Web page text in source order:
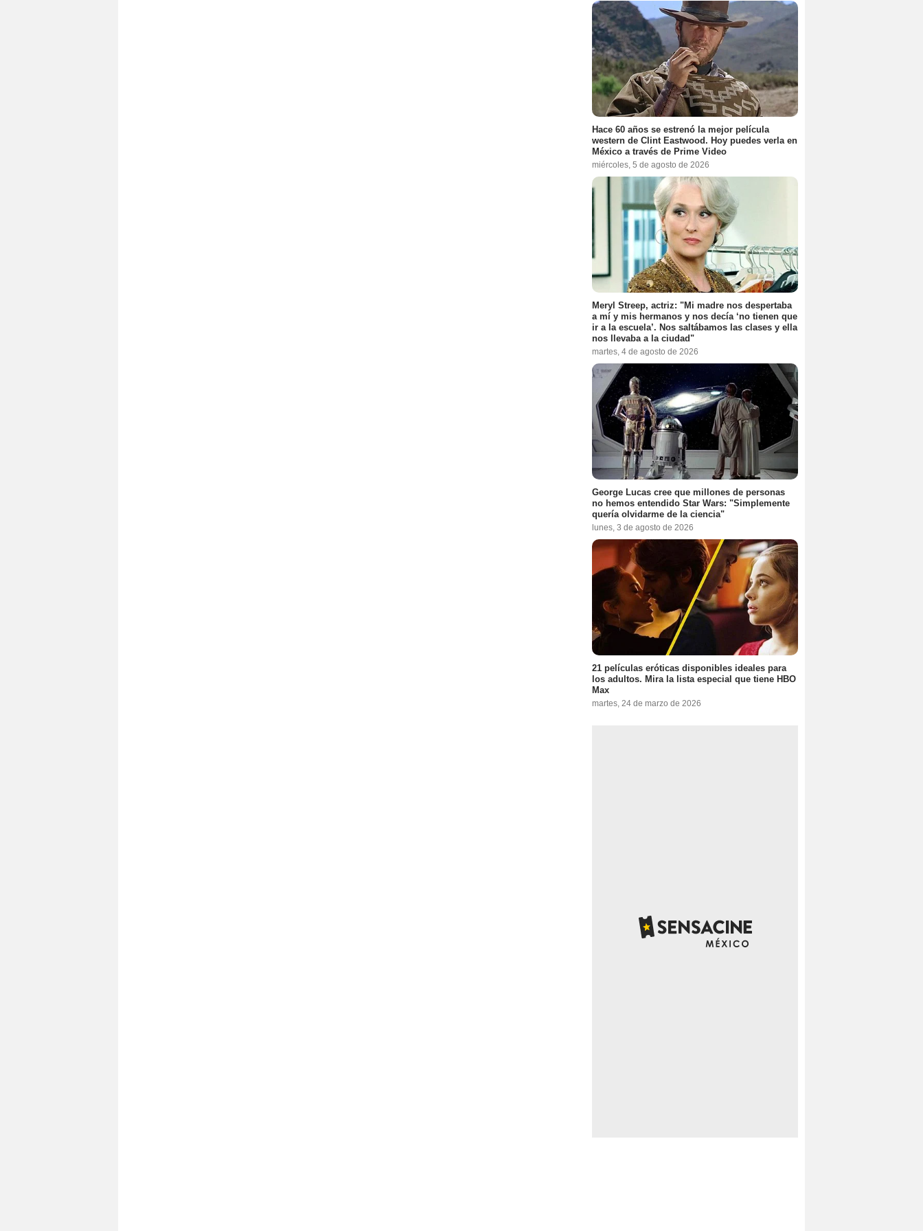
Hace 60 años se estrenó la mejor película
western de Clint Eastwood. Hoy puedes verla en
México a través de Prime Video
miércoles, 5 de agosto de 2026
Meryl Streep, actriz: "Mi madre nos despertaba
a mí y mis hermanos y nos decía ‘no tienen que
ir a la escuela’. Nos saltábamos las clases y ella
nos llevaba a la ciudad"
martes, 4 de agosto de 2026
George Lucas cree que millones de personas
no hemos entendido Star Wars: "Simplemente
quería olvidarme de la ciencia"
lunes, 3 de agosto de 2026
21 películas eróticas disponibles ideales para
los adultos. Mira la lista especial que tiene HBO
Max
martes, 24 de marzo de 2026